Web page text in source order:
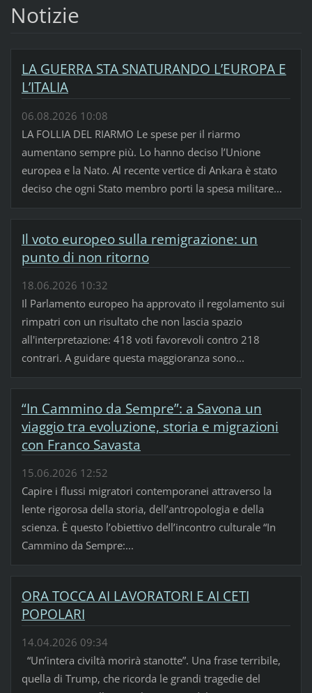
Notizie
LA GUERRA STA SNATURANDO L’EUROPA E
L’ITALIA
06.08.2026 10:08
LA FOLLIA DEL RIARMO Le spese per il riarmo
aumentano sempre più. Lo hanno deciso l’Unione
europea e la Nato. Al recente vertice di Ankara è stato
deciso che ogni Stato membro porti la spesa militare...
Il voto europeo sulla remigrazione: un
punto di non ritorno
18.06.2026 10:32
Il Parlamento europeo ha approvato il regolamento sui
rimpatri con un risultato che non lascia spazio
all'interpretazione: 418 voti favorevoli contro 218
contrari. A guidare questa maggioranza sono...
“In Cammino da Sempre”: a Savona un
viaggio tra evoluzione, storia e migrazioni
con Franco Savasta
15.06.2026 12:52
Capire i flussi migratori contemporanei attraverso la
lente rigorosa della storia, dell’antropologia e della
scienza. È questo l’obiettivo dell’incontro culturale “In
Cammino da Sempre:...
ORA TOCCA AI LAVORATORI E AI CETI
POPOLARI
14.04.2026 09:34
“Un’intera civiltà morirà stanotte”. Una frase terribile,
quella di Trump, che ricorda le grandi tragedie del